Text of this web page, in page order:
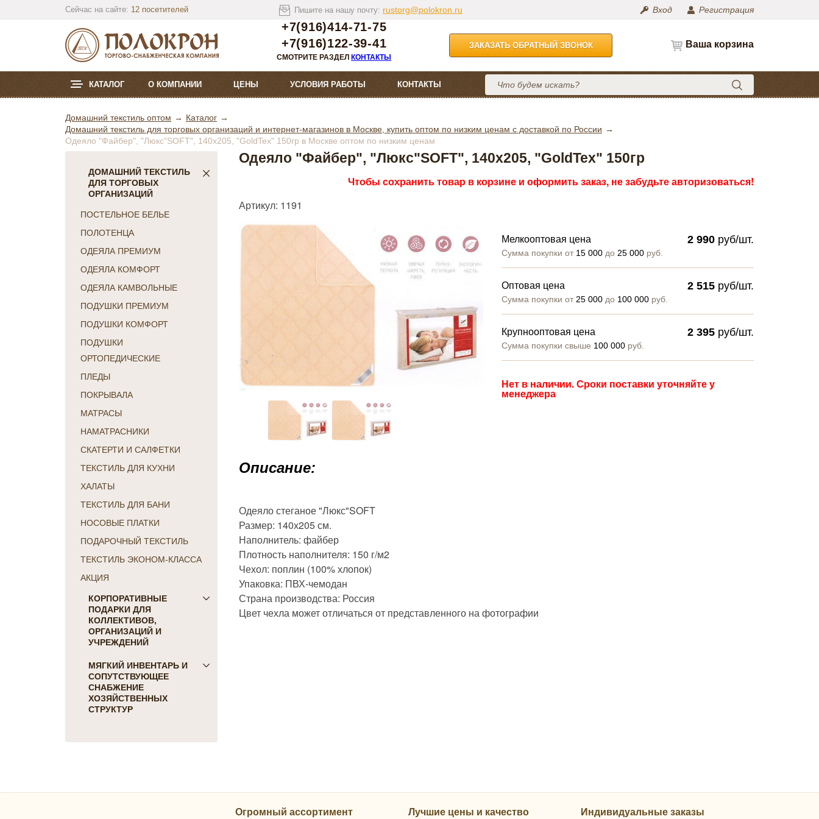
Сейчас на сайте: 12 посетителей Пишите на нашу почту: rustorg@polokron.ru Вход Регистрация
+7(916)414-71-75
+7(916)122-39-41
СМОТРИТЕ РАЗДЕЛКОНТАКТЫ
ЗАКАЗАТЬ ОБРАТНЫЙ ЗВОНОК Ваша корзина
КАТАЛОГ О КОМПАНИИ ЦЕНЫ УСЛОВИЯ РАБОТЫ КОНТАКТЫ
Домашний текстиль оптом
Каталог
Домашний текстиль для торговых организаций и интернет-магазинов в Москве, купить оптом по низким ценам с доставкой по России
Одеяло "Файбер", "Люкс"SOFT", 140х205, "GoldTex" 150гр в Москве оптом по низким ценам
ДОМАШНИЙ ТЕКСТИЛЬ
ДЛЯ ТОРГОВЫХ
ОРГАНИЗАЦИЙ
ПОСТЕЛЬНОЕ БЕЛЬЕ
ПОЛОТЕНЦА
ОДЕЯЛА ПРЕМИУМ
ОДЕЯЛА КОМФОРТ
ОДЕЯЛА КАМВОЛЬНЫЕ
ПОДУШКИ ПРЕМИУМ
ПОДУШКИ КОМФОРТ
ПОДУШКИ
ОРТОПЕДИЧЕСКИЕ
ПЛЕДЫ
ПОКРЫВАЛА
МАТРАСЫ
НАМАТРАСНИКИ
СКАТЕРТИ И САЛФЕТКИ
ТЕКСТИЛЬ ДЛЯ КУХНИ
ХАЛАТЫ
ТЕКСТИЛЬ ДЛЯ БАНИ
НОСОВЫЕ ПЛАТКИ
ПОДАРОЧНЫЙ ТЕКСТИЛЬ
ТЕКСТИЛЬ ЭКОНОМ-КЛАССА
АКЦИЯ
КОРПОРАТИВНЫЕ
ПОДАРКИ ДЛЯ
КОЛЛЕКТИВОВ,
ОРГАНИЗАЦИЙ И
УЧРЕЖДЕНИЙ
ПОДАРКИ ДЛЯ КОГО:
Женщинам
Коллегам
Мужчинам
День Победы
МЯГКИЙ ИНВЕНТАРЬ И
СОПУТСТВУЮЩЕЕ
СНАБЖЕНИЕ
ХОЗЯЙСТВЕННЫХ
СТРУКТУР
Одеяло "Файбер", "Люкс"SOFT", 140х205, "GoldTex" 150гр
Чтобы сохранить товар в корзине и оформить заказ, не забудьте авторизоваться!
Артикул: 1191
Мелкооптовая цена
Сумма покупки от 15 000до 25 000руб.
2 990 руб/шт.
Оптовая цена
Сумма покупки от 25 000до 100 000руб.
2 515 руб/шт.
Крупнооптовая цена
Сумма покупки свыше 100 000руб.
2 395 руб/шт.
Нет в наличии. Сроки поставки уточняйте у
менеджера
Описание:
Одеяло стеганое "Люкс"SOFT
Размер: 140х205 см.
Наполнитель: файбер
Плотность наполнителя: 150 г/м2
Чехол: поплин (100% хлопок)
Упаковка: ПВХ-чемодан
Страна производства: Россия
Цвет чехла может отличаться от представленного на фотографии
Огромный ассортимент Лучшие цены и качество Индивидуальные заказы